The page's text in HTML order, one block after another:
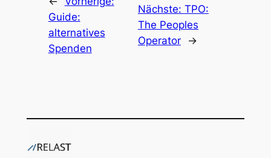
Guide:
alternatives
Spenden
Nächste: TPO:
The Peoples
Operator
→